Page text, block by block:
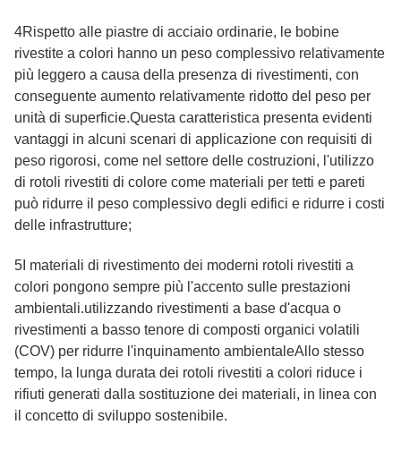
4Rispetto alle piastre di acciaio ordinarie, le bobine
rivestite a colori hanno un peso complessivo relativamente
più leggero a causa della presenza di rivestimenti, con
conseguente aumento relativamente ridotto del peso per
unità di superficie.Questa caratteristica presenta evidenti
vantaggi in alcuni scenari di applicazione con requisiti di
peso rigorosi, come nel settore delle costruzioni, l'utilizzo
di rotoli rivestiti di colore come materiali per tetti e pareti
può ridurre il peso complessivo degli edifici e ridurre i costi
delle infrastrutture;
5I materiali di rivestimento dei moderni rotoli rivestiti a
colori pongono sempre più l'accento sulle prestazioni
ambientali.utilizzando rivestimenti a base d'acqua o
rivestimenti a basso tenore di composti organici volatili
(COV) per ridurre l'inquinamento ambientaleAllo stesso
tempo, la lunga durata dei rotoli rivestiti a colori riduce i
rifiuti generati dalla sostituzione dei materiali, in linea con
il concetto di sviluppo sostenibile.